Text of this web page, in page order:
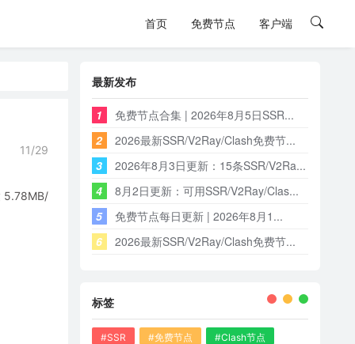
首页 免费节点 客户端
11/29
5.78MB/
最新发布
1
免费节点合集 | 2026年8月5日SSR...
2
2026最新SSR/V2Ray/Clash免费节...
3
2026年8月3日更新：15条SSR/V2Ra...
4
8月2日更新：可用SSR/V2Ray/Clas...
5
免费节点每日更新 | 2026年8月1...
6
2026最新SSR/V2Ray/Clash免费节...
标签
#SSR #免费节点
#Clash节点